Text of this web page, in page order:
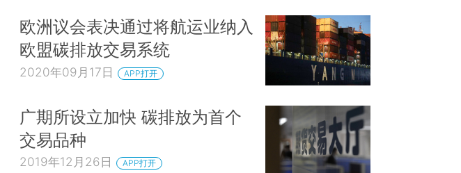
欧洲议会表决通过将航运业纳入
欧盟碳排放交易系统
2020年09月17日 APP打开
广期所设立加快 碳排放为首个
交易品种
2019年12月26日 APP打开